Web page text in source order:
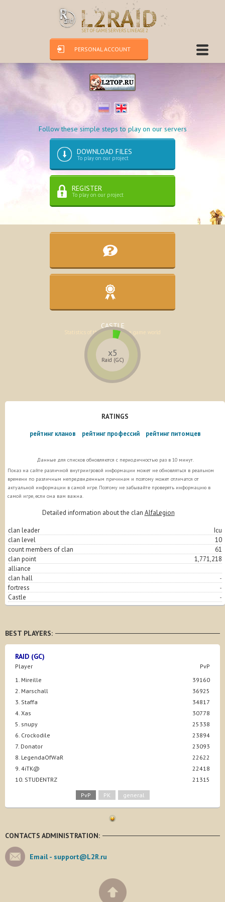
SET OF GAME SERVERS LINEAGE 2
PERSONAL ACCOUNT
Follow these simple steps to play on our servers
DOWNLOAD FILES
To play on our project
REGISTER
To play on our project
Assistance in the development of the
character
CASTLE
Statistics of the lands of the game world
x5
Raid (GC)
RATINGS
рейтинг кланов
рейтинг профессий рейтинг питомцев
Данные для списков обновляются с периодичностью раз в 10 минут.
Показ на сайте различной внутриигровой информации может не обновляться в реальном
времени по различным непредвиденным причинам и поэтому может отличатся от
актуальной информации в самой игре. Поэтому не забывайте проверять информацию в
самой игре, если она вам важна.
Detailed information about the clan AlfaLegion
clan leader
Icu
clan level
10
count members of clan
61
clan point
1,771,218
alliance
clan hall
-
fortress
-
Castle
-
BEST PLAYERS:
RAID (GC)
Player
PvP
1. Mireille
39160
2. Marschall
36925
3. Staffa
34817
4. Xas
30778
5. snupy
25338
6. Crockodile
23894
7. Donator
23093
8. LegendaOfWaR
22622
9. 4iTK@
22418
10. STUDENTRZ
21315
PvP PK general
CONTACTS ADMINISTRATION:
Email - support@L2R.ru